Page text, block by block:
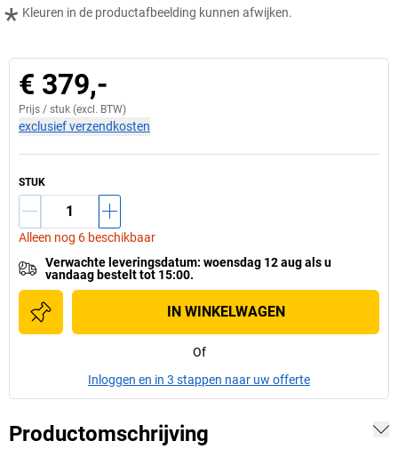
* Kleuren in de productafbeelding kunnen afwijken.
€ 379,-
Prijs / stuk (excl. BTW)
exclusief verzendkosten
STUK
Alleen nog 6 beschikbaar
Verwachte leveringsdatum: woensdag 12 augals u
vandaag bestelt tot 15:00.
IN WINKELWAGEN
Of
Inloggen en in 3 stappen naar uw offerte
Productomschrijving